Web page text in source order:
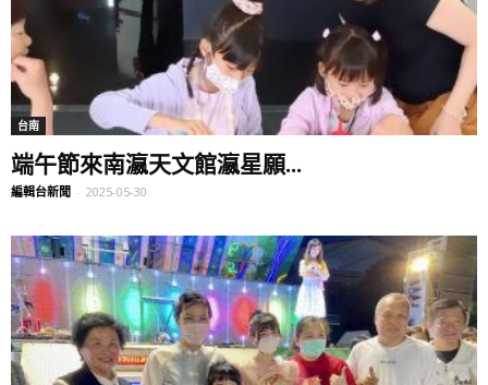
台南
端午節來南瀛天文館瀛星願...
編輯台新聞 - 2025-05-30